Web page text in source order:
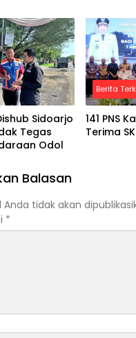
Sidoarjo
Tegas
Odol
Berita
141 PNS
Terima
Balasan
tidak akan
*